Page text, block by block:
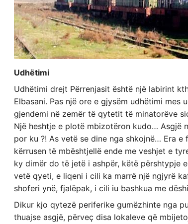
Udhëtimi
Udhëtimi drejt Përrenjasit është një labirint
Elbasani. Pas një ore e gjysëm udhëtimi mes
gjendemi në zemër të qytetit të minatorëve
Një heshtje e plotë mbizotëron kudo… Asgjë
por ku ?! As vetë se dine nga shkojnë… Era
kërrusen të mbështjellë ende me veshjet e
ky dimër do të jetë i ashpër, këtë përshtypje
vetë qyeti, e liqeni i cili ka marrë një ngjyrë
shoferi ynë, fjalëpak, i cili iu bashkua me
Dikur kjo qytezë periferike gumëzhinte nga
thuajse asgjë, përveç disa lokaleve që